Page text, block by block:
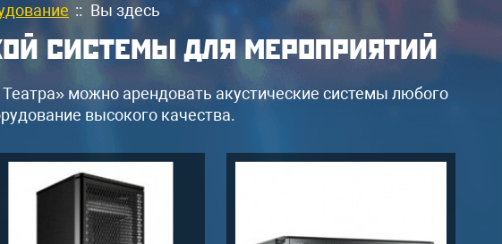
:: Вы здесь
системы для мероприятий
можно арендовать акустические системы любого
высокого качества.